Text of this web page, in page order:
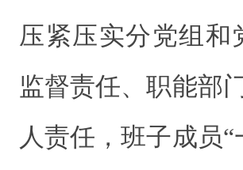
压紧压实分党组和
监督责任、职能部
人责任，班子成员